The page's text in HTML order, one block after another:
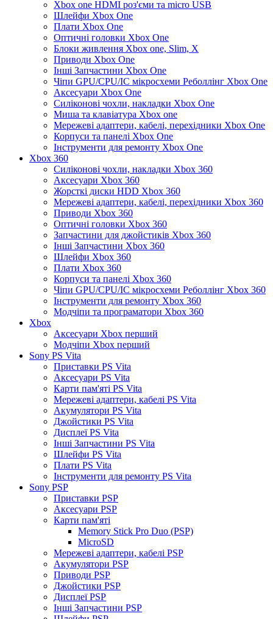
Xbox one HDMI роз'єми та micro USB
Шлейфи Xbox One
Плати Xbox One
Оптичні головки Xbox One
Блоки живлення Xbox one, Slim, X
Приводи Xbox One
Інші Запчастини Xbox One
Чіпи GPU/CPU/IC мікросхеми Реболлінг Xbox One
Аксесуари Xbox One
Силіконові чохли, накладки Xbox One
Миша та клавіатура Xbox one
Мережеві адаптери, кабелі, перехідники Xbox One
Корпуси та панелі Xbox One
Інструменти для ремонту Xbox One
Xbox 360
Силіконові чохли, накладки Xbox 360
Аксесуари Xbox 360
Жорсткі диски HDD Xbox 360
Мережеві адаптери, кабелі, перехідники Xbox 360
Приводи Xbox 360
Оптичні головки Xbox 360
Запчастини для джойстиків Xbox 360
Інші Запчастини Xbox 360
Шлейфи Xbox 360
Плати Xbox 360
Корпуси та панелі Xbox 360
Чіпи GPU/CPU/IC мікросхеми Реболлінг Xbox 360
Інструменти для ремонту Xbox 360
Модчіпи та програматори Xbox 360
Xbox
Аксесуари Xbox перший
Модчіпи Xbox перший
Sony PS Vita
Приставки PS Vita
Аксесуари PS Vita
Карти пам'яті PS Vita
Мережеві адаптери, кабелі PS Vita
Акумулятори PS Vita
Джойстики PS Vita
Дисплеї PS Vita
Інші Запчастини PS Vita
Шлейфи PS Vita
Плати PS Vita
Інструменти для ремонту PS Vita
Sony PSP
Приставки PSP
Аксесуари PSP
Карти пам'яті
Memory Stick Pro Duo (PSP)
MicroSD
Мережеві адаптери, кабелі PSP
Акумулятори PSP
Приводи PSP
Джойстики PSP
Дисплеї PSP
Інші Запчастини PSP